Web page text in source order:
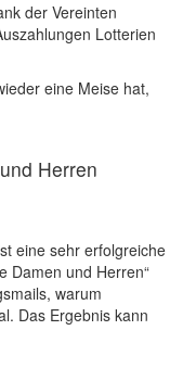
der Vereinten
Lotterien
eine Meise hat,
Herren
eine sehr erfolgreiche
Damen und Herren“
warum
Das Ergebnis kann